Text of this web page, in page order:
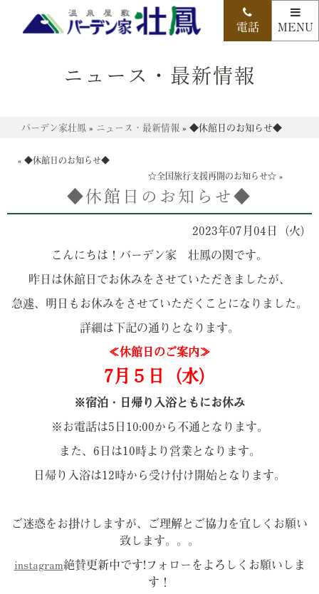
ニュース・最新情報
バーデン家壮鳳 » ニュース・最新情報 » ◆休館日のお知らせ◆
« ◆休館日のお知らせ◆
☆全国旅行支援再開のお知らせ☆ »
◆休館日のお知らせ◆
2023年07月04日（火）
こんにちは！バーデン家 壮鳳の関です。
昨日は休館日でお休みをさせていただきましたが、
急遽、明日もお休みをさせていただくことになりました。
詳細は下記の通りとなります。
≪休館日のご案内≫
7月５日（水）
※宿泊・日帰り入浴ともにお休み
※お電話は5日10:00から不通となります。
また、6日は10時より営業となります。
日帰り入浴は12時から受け付け開始となります。
ご迷惑をお掛けしますが、ご理解とご協力を宜しくお願い
致します。。。
instagram絶賛更新中です!フォローをよろしくお願いしま
す！